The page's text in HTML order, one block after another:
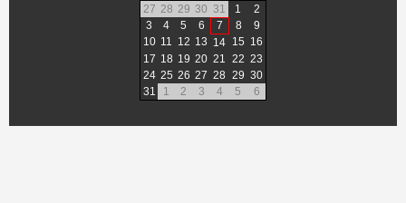
27 28 29 30 31 1
2
3
4 5 6 7 8
9
10 11 12 13 14 15 16
17 18 19 20 21 22 23
24 25 26 27 28 29 30
31
1 2 3 4 5 6